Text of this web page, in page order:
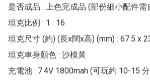
是否成品 : 上色完成品 (部份細小配件需
坦克比例 : 1 : 16
坦克尺寸 (約) (長x闊x高) (mm) : 67.5 x
坦克車身顏色 : 沙模黃
充電池 : 7.4V 1800mah (可玩約 10-15